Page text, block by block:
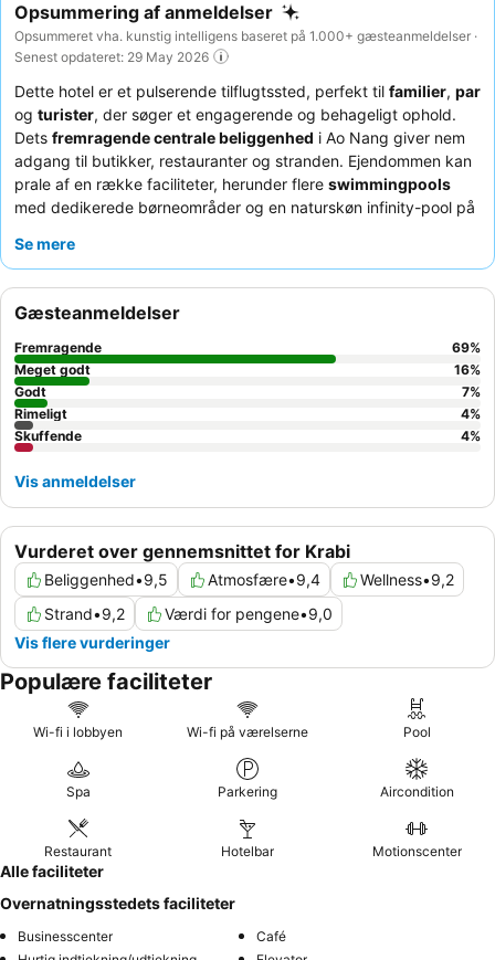
Opsummering af anmeldelser
Opsummeret vha. kunstig intelligens baseret på 1.000+ gæsteanmeldelser ·
Senest opdateret: 29 May 2026
Dette hotel er et pulserende tilflugtssted, perfekt til familier, par
og turister, der søger et engagerende og behageligt ophold.
Dets fremragende centrale beliggenhed i Ao Nang giver nem
adgang til butikker, restauranter og stranden. Ejendommen kan
prale af en række faciliteter, herunder flere swimmingpools
med dedikerede børneområder og en naturskøn infinity-pool på
opmærksomhed og den
enflydende morgenmad
Se mere
Vurderet over gennemsnittet for Krabi
Beliggenhed•9,5 Atmosfære•9,4 Wellness•9,2
Strand•9,2 Værdi for pengene•9,0
Vis flere vurderinger
Gæsteanmeldelser
Fremragende 69%
Meget godt
16%
Godt
7%
Rimeligt
4%
Skuffende
4%
Vis anmeldelser
Populære faciliteter
Wi-fi i lobbyen Wi-fi på værelserne Pool
Spa Parkering Aircondition
Restaurant Hotelbar Motionscenter
Alle faciliteter
Overnatningsstedets faciliteter
Businesscenter
Café